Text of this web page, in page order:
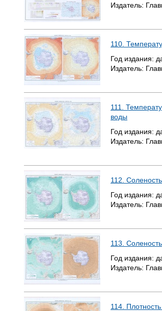
Издатель:
110.
Год издания:
Издатель:
111.
воды
Год издания:
Издатель:
112.
Год издания:
Издатель:
113.
Год издания:
Издатель:
114.